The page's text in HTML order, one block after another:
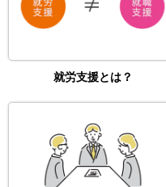
就労支援とは？